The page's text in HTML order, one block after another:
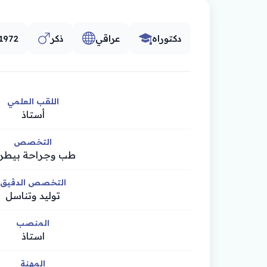
1972 ذكر عراقي دكتوراه
اللقب العلمي
أستاذ
التخصص
طب وجراحة
التخصص الدقيق
توليد وتناسل
المنصب
استاذ
المهنة